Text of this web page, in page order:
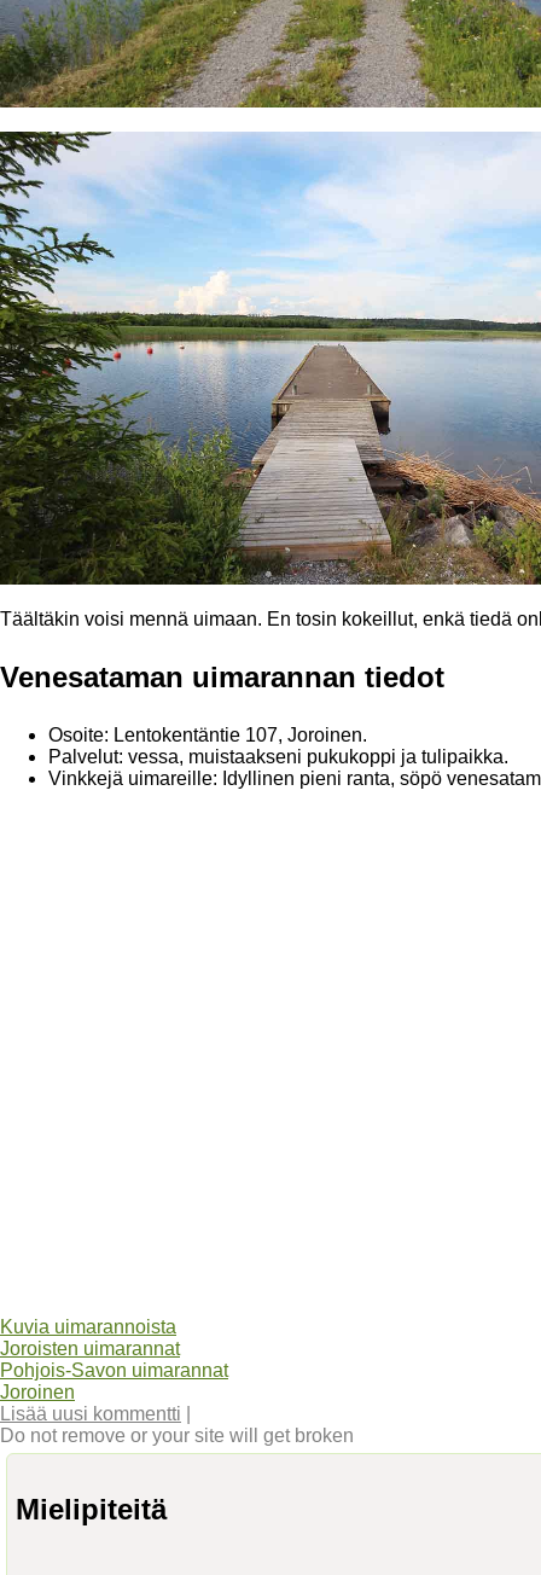
Täältäkin voisi mennä uimaan. En tosin kokeillut, enkä tiedä
Venesataman uimarannan tiedot
Osoite: Lentokentäntie 107, Joroinen.
Palvelut: vessa, muistaakseni pukukoppi ja tulipaikka.
Vinkkejä uimareille: Idyllinen pieni ranta, söpö
Kuvia uimarannoista
Joroisten uimarannat
Pohjois-Savon uimarannat
Joroinen
Lisää uusi kommentti
Do not remove or your site will get broken
Mielipiteitä